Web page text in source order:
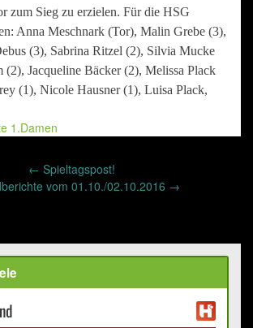
zum Sieg zu erzielen. Für die HSG
Anna Meschnark (Tor), Malin Grebe (3),
(3), Sabrina Ritzel (2), Silvia Mucke
(2), Jacqueline Bäcker (2), Melissa Plack
(1), Nicole Hausner (1), Luisa Plack,
1.Damen
← Spieltagspost!
vom 01.10./02.10.2016 →